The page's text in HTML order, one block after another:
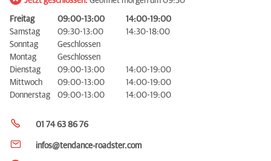
Freitag 09:00-13:00
14:00-19:00
Samstag
09:30-13:00
14:30-18:00
Sonntag
Geschlossen
Montag
Geschlossen
Dienstag
09:00-13:00
14:00-19:00
Mittwoch
09:00-13:00
14:00-19:00
Donnerstag
09:00-13:00 14:00-19:00
01 74 63 86 76
infos@tendance-roadster.com